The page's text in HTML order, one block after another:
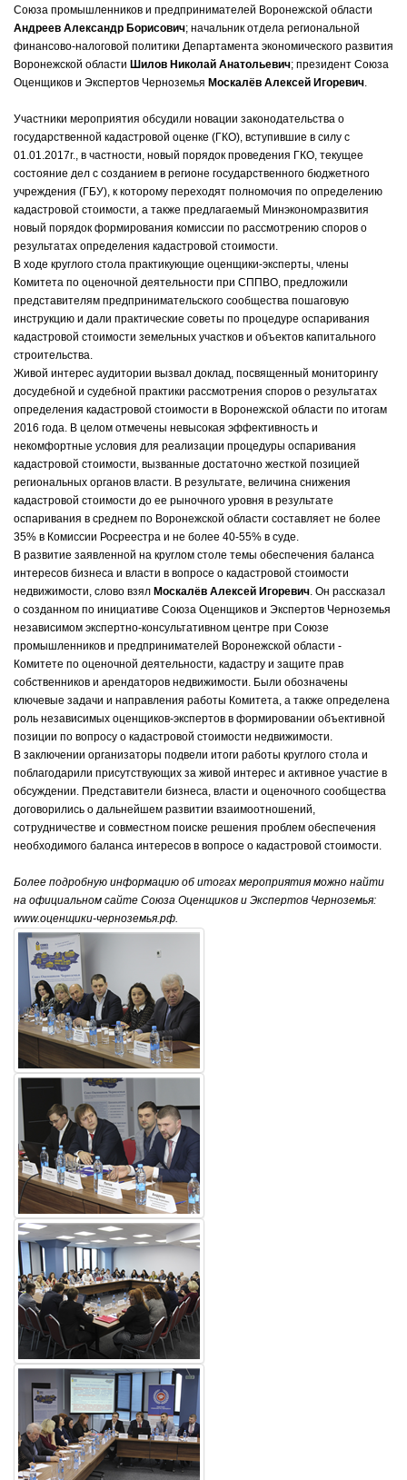
Союза промышленников и предпринимателей Воронежской области
Андреев Александр Борисович; начальник отдела региональной
финансово-налоговой политики Департамента экономического развития
Воронежской области Шилов Николай Анатольевич; президент Союза
Оценщиков и Экспертов Черноземья Москалёв Алексей Игоревич.
Участники мероприятия обсудили новации законодательства о
государственной кадастровой оценке (ГКО), вступившие в силу с
01.01.2017г., в частности, новый порядок проведения ГКО, текущее
состояние дел с созданием в регионе государственного бюджетного
учреждения (ГБУ), к которому переходят полномочия по определению
кадастровой стоимости, а также предлагаемый Минэкономразвития
новый порядок формирования комиссии по рассмотрению споров о
результатах определения кадастровой стоимости.
В ходе круглого стола практикующие оценщики-эксперты, члены
Комитета по оценочной деятельности при СППВО, предложили
представителям предпринимательского сообщества пошаговую
инструкцию и дали практические советы по процедуре оспаривания
кадастровой стоимости земельных участков и объектов капитального
строительства.
Живой интерес аудитории вызвал доклад, посвященный мониторингу
досудебной и судебной практики рассмотрения споров о результатах
определения кадастровой стоимости в Воронежской области по итогам
2016 года. В целом отмечены невысокая эффективность и
некомфортные условия для реализации процедуры оспаривания
кадастровой стоимости, вызванные достаточно жесткой позицией
региональных органов власти. В результате, величина снижения
кадастровой стоимости до ее рыночного уровня в результате
оспаривания в среднем по Воронежской области составляет не более
35% в Комиссии Росреестра и не более 40-55% в суде.
В развитие заявленной на круглом столе темы обеспечения баланса
интересов бизнеса и власти в вопросе о кадастровой стоимости
недвижимости, слово взял Москалёв Алексей Игоревич. Он рассказал
о созданном по инициативе Союза Оценщиков и Экспертов Черноземья
независимом экспертно-консультативном центре при Союзе
промышленников и предпринимателей Воронежской области -
Комитете по оценочной деятельности, кадастру и защите прав
собственников и арендаторов недвижимости. Были обозначены
ключевые задачи и направления работы Комитета, а также определена
роль независимых оценщиков-экспертов в формировании объективной
позиции по вопросу о кадастровой стоимости недвижимости.
В заключении организаторы подвели итоги работы круглого стола и
поблагодарили присутствующих за живой интерес и активное участие в
обсуждении. Представители бизнеса, власти и оценочного сообщества
договорились о дальнейшем развитии взаимоотношений,
сотрудничестве и совместном поиске решения проблем обеспечения
необходимого баланса интересов в вопросе о кадастровой стоимости.
Более подробную информацию об итогах мероприятия можно найти
на официальном сайте Союза Оценщиков и Экспертов Черноземья:
www.оценщики-черноземья.рф.